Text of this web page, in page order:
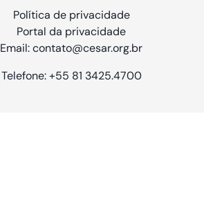
Política de privacidade
Portal da privacidade
Email: contato@cesar.org.br
Telefone: +55 81 3425.4700